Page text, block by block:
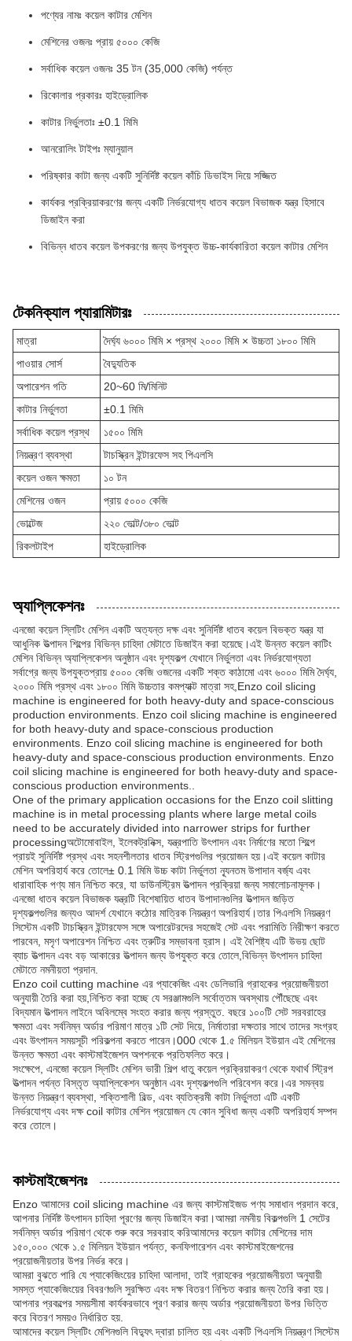
পণ্যের নামঃ কয়েল কাটার মেশিন
মেশিনের ওজনঃ প্রায় ৫০০০ কেজি
সর্বাধিক কয়েল ওজনঃ 35 টন (35,000 কেজি) পর্যন্ত
রিকোলার প্রকারঃ হাইড্রোলিক
কাটার নির্ভুলতাঃ ±0.1 মিমি
আনরোলিং টাইপঃ ম্যানুয়াল
পরিষ্কার কাটা জন্য একটি সুনির্দিষ্ট কয়েল কাঁচি ডিভাইস দিয়ে সজ্জিত
কার্যকর প্রক্রিয়াকরণের জন্য একটি নির্ভরযোগ্য ধাতব কয়েল বিভাজক যন্ত্র হিসাবে
ডিজাইন করা
বিভিন্ন ধাতব কয়েল উপকরণের জন্য উপযুক্ত উচ্চ-কার্যকারিতা কয়েল কাটার মেশিন
টেকনিক্যাল প্যারামিটারঃ
মাত্রা
দৈর্ঘ্য ৬০০০ মিমি × প্রস্থ ২০০০ মিমি × উচ্চতা ১৮০০ মিমি
পাওয়ার সোর্স
বৈদ্যুতিক
অপারেশন গতি
20~60 মি/মিনিট
কাটার নির্ভুলতা
±0.1 মিমি
সর্বাধিক কয়েল প্রস্থ
১৫০০ মিমি
নিয়ন্ত্রণ ব্যবস্থা
টাচস্ক্রিন ইন্টারফেস সহ পিএলসি
কয়েল ওজন ক্ষমতা
১০ টন
মেশিনের ওজন
প্রায় ৫০০০ কেজি
ভোল্টেজ
২২০ ভোল্ট/৩৮০ ভোল্ট
রিকলটাইপ
হাইড্রোলিক
অ্যাপ্লিকেশনঃ
এনজো কয়েল স্লিটিং মেশিন একটি অত্যন্ত দক্ষ এবং সুনির্দিষ্ট ধাতব কয়েল বিভক্ত যন্ত্র যা
আধুনিক উত্পাদন শিল্পের বিভিন্ন চাহিদা মেটাতে ডিজাইন করা হয়েছে।এই উন্নত কয়েল কাটিং
মেশিন বিভিন্ন অ্যাপ্লিকেশন অনুষ্ঠান এবং দৃশ্যকল্প যেখানে নির্ভুলতা এবং নির্ভরযোগ্যতা
সর্বাগ্রে জন্য উপযুক্তপ্রায় ৫০০০ কেজি ওজনের একটি শক্ত কাঠামো এবং ৬০০০ মিমি দৈর্ঘ্য,
২০০০ মিমি প্রস্থ এবং ১৮০০ মিমি উচ্চতার কমপ্যাক্ট মাত্রা সহ,Enzo coil slicing
machine is engineered for both heavy-duty and space-conscious
production environments. Enzo coil slicing machine is engineered
for both heavy-duty and space-conscious production
environments. Enzo coil slicing machine is engineered for both
heavy-duty and space-conscious production environments. Enzo
coil slicing machine is engineered for both heavy-duty and space-
conscious production environments..
One of the primary application occasions for the Enzo coil slitting
machine is in metal processing plants where large metal coils
need to be accurately divided into narrower strips for further
processingঅটোমোবাইল, ইলেকট্রনিক্স, যন্ত্রপাতি উৎপাদন এবং নির্মাণের মতো শিল্পে
প্রায়ই সুনির্দিষ্ট প্রস্থ এবং সহনশীলতার ধাতব স্ট্রিপগুলির প্রয়োজন হয়।এই কয়েল কাটার
মেশিন অপরিহার্য করে তোলে± 0.1 মিমি উচ্চ কাটা নির্ভুলতা ন্যূনতম উপাদান বর্জ্য এবং
ধারাবাহিক পণ্য মান নিশ্চিত করে, যা ডাউনস্ট্রিম উত্পাদন প্রক্রিয়া জন্য সমালোচনামূলক।
এনজো ধাতব কয়েল বিভাজক যন্ত্রটি বিশেষায়িত ধাতব উপাদানগুলির উত্পাদন জড়িত
দৃশ্যকল্পগুলির জন্যও আদর্শ যেখানে কঠোর মাত্রিক নিয়ন্ত্রণ অপরিহার্য।তার পিএলসি নিয়ন্ত্রণ
সিস্টেম একটি টাচস্ক্রিন ইন্টারফেস সঙ্গে অপারেটরদের সহজেই সেট এবং পরামিতি নিরীক্ষণ করতে
পারবেন, মসৃণ অপারেশন নিশ্চিত এবং ত্রুটির সম্ভাবনা হ্রাস। এই বৈশিষ্ট্য এটি উভয় ছোট
ব্যাচ উত্পাদন এবং বড় আকারের উত্পাদন জন্য উপযুক্ত করে তোলে,বিভিন্ন উৎপাদন চাহিদা
মেটাতে নমনীয়তা প্রদান.
Enzo coil cutting machine এর প্যাকেজিং এবং ডেলিভারি গ্রাহকের প্রয়োজনীয়তা
অনুযায়ী তৈরি করা হয়,নিশ্চিত করা হচ্ছে যে সরঞ্জামগুলি সর্বোত্তম অবস্থায় পৌঁছেছে এবং
বিদ্যমান উত্পাদন লাইনে অবিলম্বে সংহত করার জন্য প্রস্তুত. বছরে ১০০টি সেট সরবরাহের
ক্ষমতা এবং সর্বনিম্ন অর্ডার পরিমাণ মাত্র ১টি সেট দিয়ে, নির্মাতারা দক্ষতার সাথে তাদের সংগ্রহ
এবং উৎপাদন সময়সূচী পরিকল্পনা করতে পারেন।000 থেকে 1.৫ মিলিয়ন ইউয়ান এই মেশিনের
উন্নত ক্ষমতা এবং কাস্টমাইজেশন অপশনকে প্রতিফলিত করে।
সংক্ষেপে, এনজো কয়েল স্লিটিং মেশিন ভারী শিল্প ধাতু কয়েল প্রক্রিয়াকরণ থেকে যথার্থ স্ট্রিপ
উত্পাদন পর্যন্ত বিস্তৃত অ্যাপ্লিকেশন অনুষ্ঠান এবং দৃশ্যকল্পগুলি পরিবেশন করে।এর সমন্বয়
উন্নত নিয়ন্ত্রণ ব্যবস্থা, শক্তিশালী বিল্ড, এবং ব্যতিক্রমী কাটা নির্ভুলতা এটি একটি
নির্ভরযোগ্য এবং দক্ষ coil কাটার মেশিন প্রয়োজন যে কোন সুবিধা জন্য একটি অপরিহার্য সম্পদ
করে তোলে।
কাস্টমাইজেশনঃ
Enzo আমাদের coil slicing machine এর জন্য কাস্টমাইজড পণ্য সমাধান প্রদান করে,
আপনার নির্দিষ্ট উৎপাদন চাহিদা পূরণের জন্য ডিজাইন করা।আমরা নমনীয় বিকল্পগুলি 1 সেটের
সর্বনিম্ন অর্ডার পরিমাণ থেকে শুরু করে সরবরাহ করিআমাদের কয়েল কাটার মেশিনের দাম
১৫০,০০০ থেকে ১.৫ মিলিয়ন ইউয়ান পর্যন্ত, কনফিগারেশন এবং কাস্টমাইজেশনের
প্রয়োজনীয়তার উপর নির্ভর করে।
আমরা বুঝতে পারি যে প্যাকেজিংয়ের চাহিদা আলাদা, তাই গ্রাহকের প্রয়োজনীয়তা অনুযায়ী
সমস্ত প্যাকেজিংয়ের বিবরণগুলি সুরক্ষিত এবং দক্ষ বিতরণ নিশ্চিত করার জন্য তৈরি করা হয়।
আপনার প্রকল্পের সময়সীমা কার্যকরভাবে পূরণ করার জন্য অর্ডার প্রয়োজনীয়তা উপর ভিত্তি
করে বিতরণ সময়ও নির্ধারিত হয়.
আমাদের কয়েল স্লিটিং মেশিনগুলি বিদ্যুৎ দ্বারা চালিত হয় এবং একটি পিএলসি নিয়ন্ত্রণ সিস্টেম